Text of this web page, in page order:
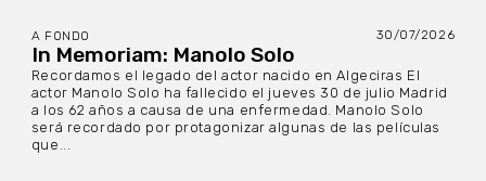
A FONDO 30/07/2026
In Memoriam: Manolo Solo
Recordamos el legado del actor nacido en Algeciras El
actor Manolo Solo ha fallecido el jueves 30 de julio Madrid
a los 62 años a causa de una enfermedad. Manolo Solo
será recordado por protagonizar algunas de las películas
que...